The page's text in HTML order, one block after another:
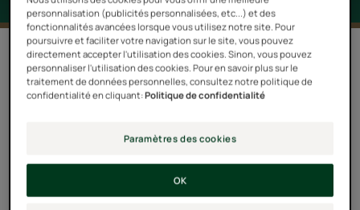
4 résultats pour "Produits et soins
pour cheveux des enfants"
démêlant
-
-
personnalisation (publicités personnalisées, etc...) et des
fonctionnalités avancées lorsque vous utilisez notre site. Pour
poursuivre et faciliter votre navigation sur le site, vous pouvez
directement accepter l'utilisation des cookies. Sinon, vous pouvez
personnaliser l'utilisation des cookies. Pour en savoir plus sur le
traitement de données personnelles, consultez notre politique de
confidentialité en cliquant:Politique de confidentialité
Paramètres des cookies
OK